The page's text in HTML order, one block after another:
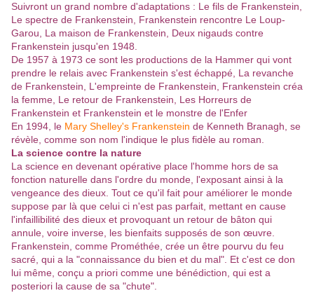
Suivront un grand nombre d'adaptations : Le fils de Frankenstein,
Le spectre de Frankenstein, Frankenstein rencontre Le Loup-
Garou, La maison de Frankenstein, Deux nigauds contre
Frankenstein jusqu'en 1948.
De 1957 à 1973 ce sont les productions de la Hammer qui vont
prendre le relais avec Frankenstein s'est échappé, La revanche
de Frankenstein, L'empreinte de Frankenstein, Frankenstein créa
la femme, Le retour de Frankenstein, Les Horreurs de
Frankenstein et Frankenstein et le monstre de l'Enfer
En 1994, le Mary Shelley's Frankenstein de Kenneth Branagh, se
révèle, comme son nom l'indique le plus fidèle au roman.
La science contre la nature
La science en devenant opérative place l'homme hors de sa
fonction naturelle dans l'ordre du monde, l'exposant ainsi à la
vengeance des dieux. Tout ce qu'il fait pour améliorer le monde
suppose par là que celui ci n'est pas parfait, mettant en cause
l'infaillibilité des dieux et provoquant un retour de bâton qui
annule, voire inverse, les bienfaits supposés de son œuvre.
Frankenstein, comme Prométhée, crée un être pourvu du feu
sacré, qui a la "connaissance du bien et du mal". Et c'est ce don
lui même, conçu a priori comme une bénédiction, qui est a
posteriori la cause de sa "chute".